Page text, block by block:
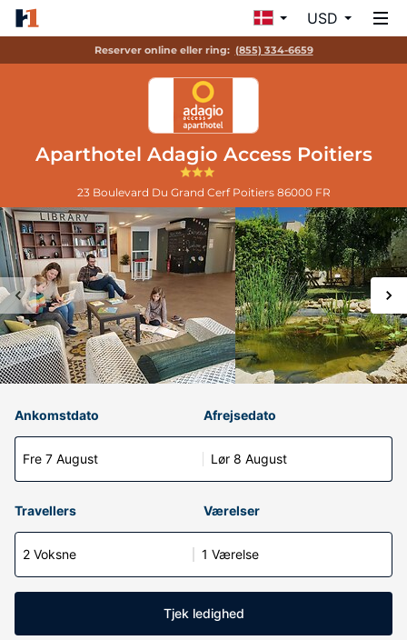
USD
Reserver online eller ring: (855) 334-6659
Aparthotel Adagio Access Poitiers
23 Boulevard Du Grand Cerf Poitiers 86000 FR
Ankomstdato
Fre 7 August
Afrejsedato
Lør 8 August
Travellers Værelser
2 Voksne 1 Værelse
Tjek ledighed